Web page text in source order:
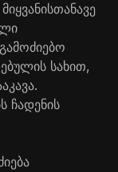
სახით,
ჩადენის